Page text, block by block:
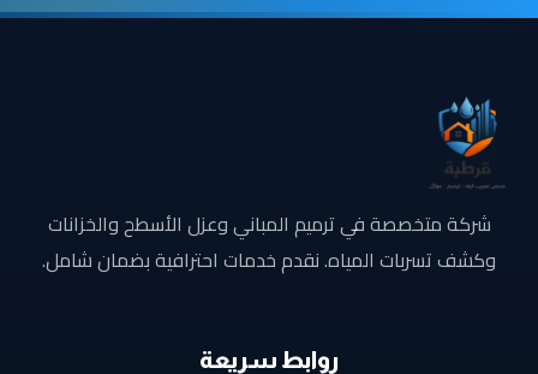
شركة متخصصة في ترميم المباني وعزل الأسطح والخزانات
وكشف تسربات المياه. نقدم خدمات احترافية بضمان شامل.
روابط سريعة